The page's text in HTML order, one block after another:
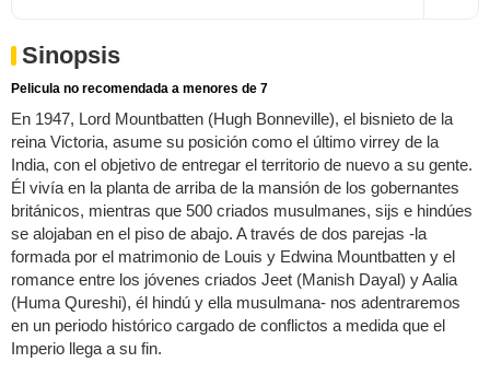
Sinopsis
Pelicula no recomendada a menores de 7
En 1947, Lord Mountbatten (Hugh Bonneville), el bisnieto de la
reina Victoria, asume su posición como el último virrey de la
India, con el objetivo de entregar el territorio de nuevo a su gente.
Él vivía en la planta de arriba de la mansión de los gobernantes
británicos, mientras que 500 criados musulmanes, sijs e hindúes
se alojaban en el piso de abajo. A través de dos parejas -la
formada por el matrimonio de Louis y Edwina Mountbatten y el
romance entre los jóvenes criados Jeet (Manish Dayal) y Aalia
(Huma Qureshi), él hindú y ella musulmana- nos adentraremos
en un periodo histórico cargado de conflictos a medida que el
Imperio llega a su fin.